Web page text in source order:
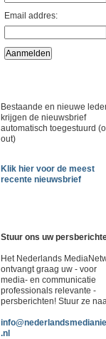
Email addres:
Bestaande en nieuwe
krijgen de nieuwsbrief
automatisch toegestuurd
out)
Klik hier voor de meest
recente nieuwsbrief
Stuur ons uw
Het Nederlands
ontvangt graag uw - voor
media- en communicatie
professionals relevante -
persberichten! Stuur ze
.nl